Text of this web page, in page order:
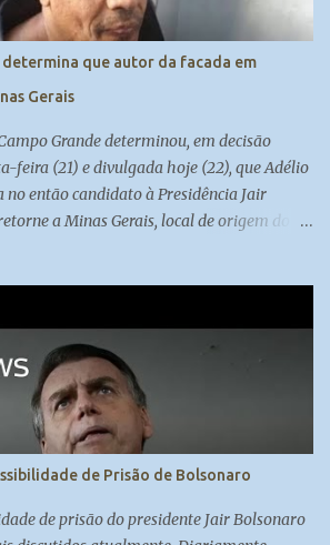
que autor da facada em
Gerais
Grande determinou, em decisão
feira (21) e divulgada hoje (22), que Adélio
no então candidato à Presidência Jair
a Minas Gerais, local de origem do
de Prisão de Bolsonaro
de prisão do presidente Jair Bolsonaro